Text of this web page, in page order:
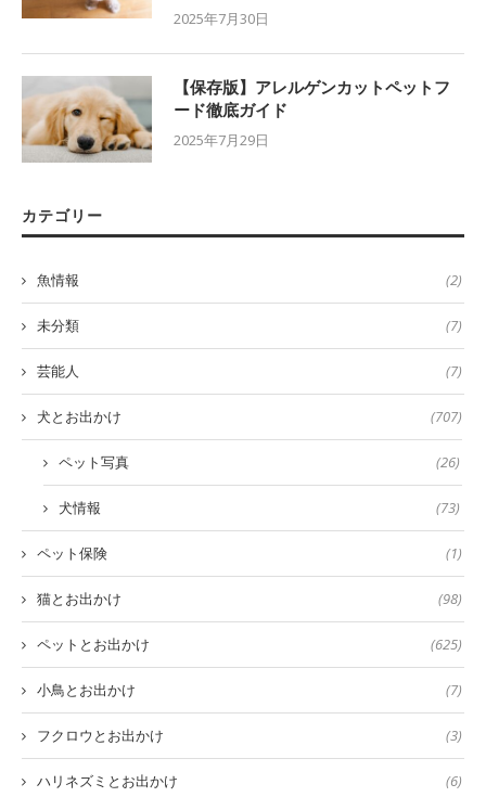
2025年7月30日
【保存版】アレルゲンカットペットフ
ード徹底ガイド
2025年7月29日
カテゴリー
魚情報 (2)
未分類 (7)
芸能人 (7)
犬とお出かけ (707)
ペット写真 (26)
犬情報 (73)
ペット保険 (1)
猫とお出かけ (98)
ペットとお出かけ (625)
小鳥とお出かけ (7)
フクロウとお出かけ (3)
ハリネズミとお出かけ (6)